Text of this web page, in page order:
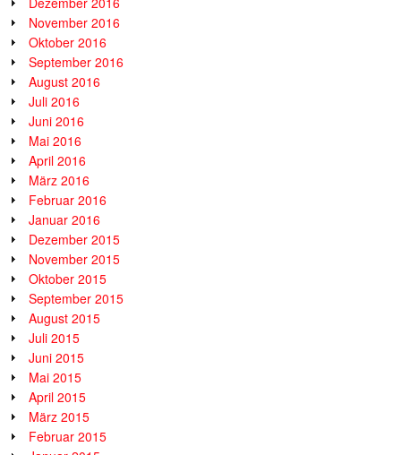
November 2016
Oktober 2016
September 2016
August 2016
Juli 2016
Juni 2016
Mai 2016
April 2016
März 2016
Februar 2016
Januar 2016
Dezember 2015
November 2015
Oktober 2015
September 2015
August 2015
Juli 2015
Juni 2015
Mai 2015
April 2015
März 2015
Februar 2015